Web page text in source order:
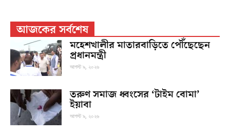
আজকের সর্বশেষ
মহেশখালীর মাতারবাড়িতে পৌঁছেছেন
প্রধানমন্ত্রী
আগস্ট ৯, ২০২৬
তরুণ সমাজ ধ্বংসের ‘টাইম বোমা’
ইয়াবা
আগস্ট ৯, ২০২৬